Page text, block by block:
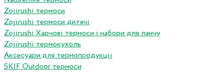
Zojirushi термоси
Zojirushi термоси дитячі
Zojirushi Харчові термоси і набори для ланчу
Zojirushi термокухоль
Аксесуари для термопродукціі
SKIF Outdoor термоси